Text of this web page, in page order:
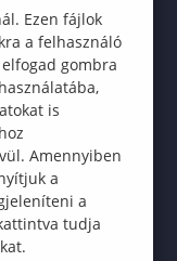
Ezen fájlok
a felhasználó
gombra
is
Amennyiben
a
a
tudja